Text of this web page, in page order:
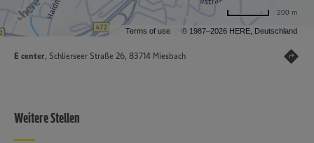
Terms of use © 1987–2026 HERE, Deutschland
200 m
E center, Schlierseer Straße 26, 83714 Miesbach
Weitere Stellen